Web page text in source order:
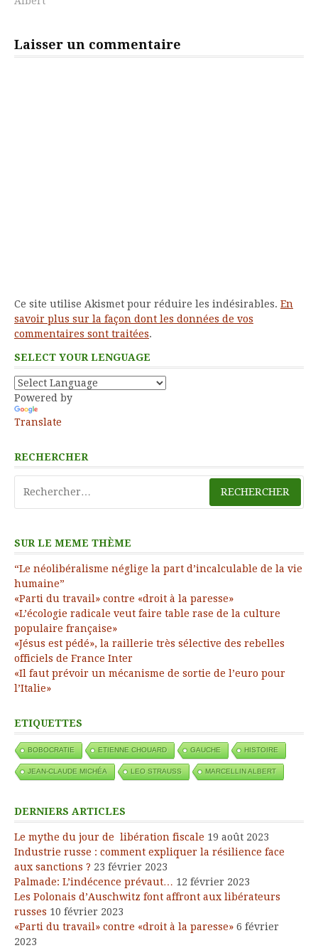
Laisser un commentaire
Ce site utilise Akismet pour réduire les indésirables. En
savoir plus sur la façon dont les données de vos
commentaires sont traitées.
SELECT YOUR LENGUAGE
Powered by
Translate
RECHERCHER
SUR LE MEME THÈME
“Le néolibéralisme néglige la part d’incalculable de la vie
humaine”
«Parti du travail» contre «droit à la paresse»
«L’écologie radicale veut faire table rase de la culture
populaire française»
«Jésus est pédé», la raillerie très sélective des rebelles
officiels de France Inter
«Il faut prévoir un mécanisme de sortie de l’euro pour
l’Italie»
ETIQUETTES
BOBOCRATIE ETIENNE CHOUARD GAUCHE HISTOIRE
JEAN-CLAUDE MICHÉA LEO STRAUSS MARCELLIN ALBERT
DERNIERS ARTICLES
Le mythe du jour de libération fiscale 19 août 2023
Industrie russe : comment expliquer la résilience face
aux sanctions ? 23 février 2023
Palmade: L’indécence prévaut… 12 février 2023
Les Polonais d’Auschwitz font affront aux libérateurs
russes 10 février 2023
«Parti du travail» contre «droit à la paresse» 6 février
2023